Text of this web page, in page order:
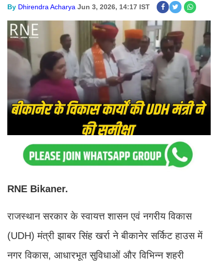
By Dhirendra Acharya Jun 3, 2026, 14:17 IST
RNE Bikaner.
राजस्थान सरकार के स्वायत्त शासन एवं नगरीय विकास
(UDH) मंत्री झाबर सिंह खर्रा ने बीकानेर सर्किट हाउस में
नगर विकास, आधारभूत सुविधाओं और विभिन्न शहरी